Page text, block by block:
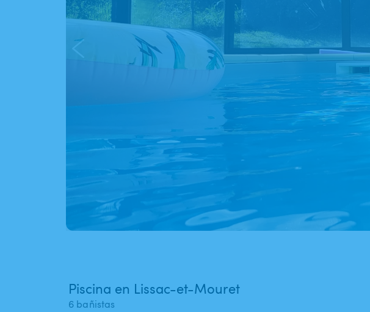
Piscina en Lissac-et-Mouret
6 bañistas